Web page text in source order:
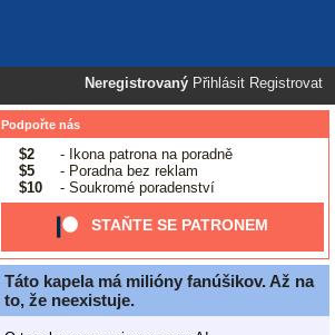
Neregistrovaný Přihlásit Registrovat
Podpořte nás
$2
- Ikona patrona na poradně
$5
- Poradna bez reklam
$10
- Soukromé poradenství
STAŇTE SE PATRONEM
Táto kapela má milióny fanúšikov. Až na
to, že neexistuje.